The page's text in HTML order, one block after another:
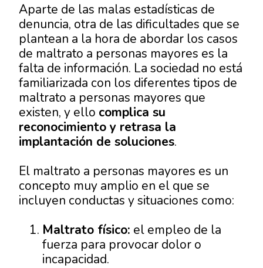
Aparte de las malas estadísticas de
denuncia, otra de las dificultades que se
plantean a la hora de abordar los casos
de maltrato a personas mayores es la
falta de información. La sociedad no está
familiarizada con los diferentes tipos de
maltrato a personas mayores que
existen, y ello complica su
reconocimiento y retrasa la
implantación de soluciones.
El maltrato a personas mayores es un
concepto muy amplio en el que se
incluyen conductas y situaciones como:
Maltrato físico: el empleo de la
fuerza para provocar dolor o
incapacidad.